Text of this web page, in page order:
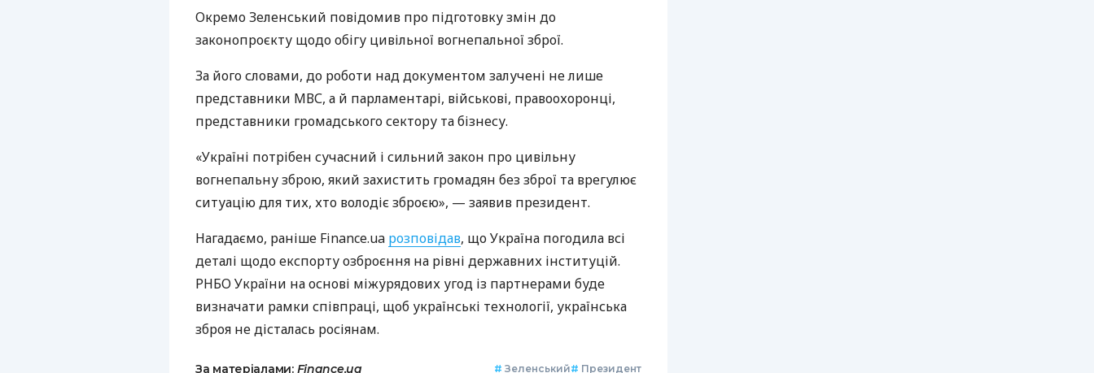
Окремо Зеленський повідомив про підготовку змін до
законопроєкту щодо обігу цивільної вогнепальної зброї.
За його словами, до роботи над документом залучені не лише
представники МВС, а й парламентарі, військові, правоохоронці,
представники громадського сектору та бізнесу.
«Україні потрібен сучасний і сильний закон про цивільну
вогнепальну зброю, який захистить громадян без зброї та врегулює
ситуацію для тих, хто володіє зброєю», — заявив президент.
Нагадаємо, раніше Finance.ua розповідав, що Україна погодила всі
деталі щодо експорту озброєння на рівні державних інституцій.
РНБО України на основі міжурядових угод із партнерами буде
визначати рамки співпраці, щоб українські технології, українська
зброя не дісталась росіянам.
За матеріалами: Finance.ua # Зеленський# Президент